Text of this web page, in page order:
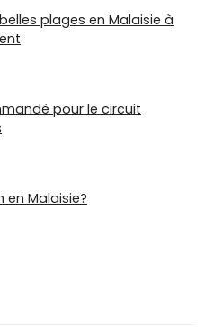
plages en Malaisie à
pour le circuit
en Malaisie?